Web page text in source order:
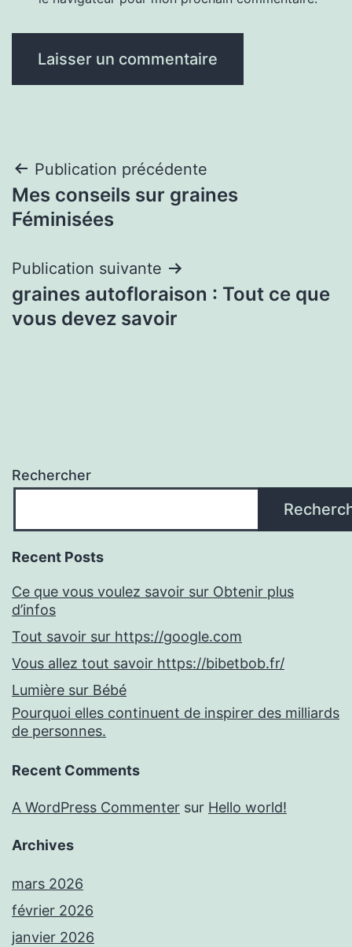
Navigation
de
Publication précédente
Mes conseils sur graines
Féminisées
Publication suivante
graines autofloraison : Tout ce que
vous devez savoir
Rechercher
Recent Posts
Ce que vous voulez savoir sur Obtenir plus
d’infos
Tout savoir sur https://google.com
Vous allez tout savoir https://bibetbob.fr/
Lumière sur Bébé
Pourquoi elles continuent de inspirer des milliards
de personnes.
Recent Comments
A WordPress Commenter sur Hello world!
Archives
mars 2026
février 2026
janvier 2026